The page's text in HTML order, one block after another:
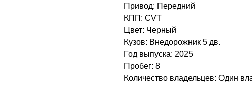
Привод: Передний
КПП: CVT
Цвет: Черный
Кузов: Внедорожник 5 дв.
Год выпуска: 2025
Пробег: 8
Количество владельцев: Один